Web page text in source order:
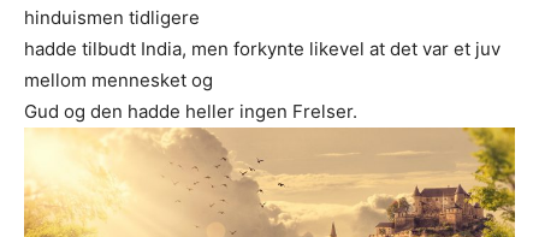
hinduismen tidligere
hadde tilbudt India, men forkynte likevel at det var et juv
mellom mennesket og
Gud og den hadde heller ingen Frelser.